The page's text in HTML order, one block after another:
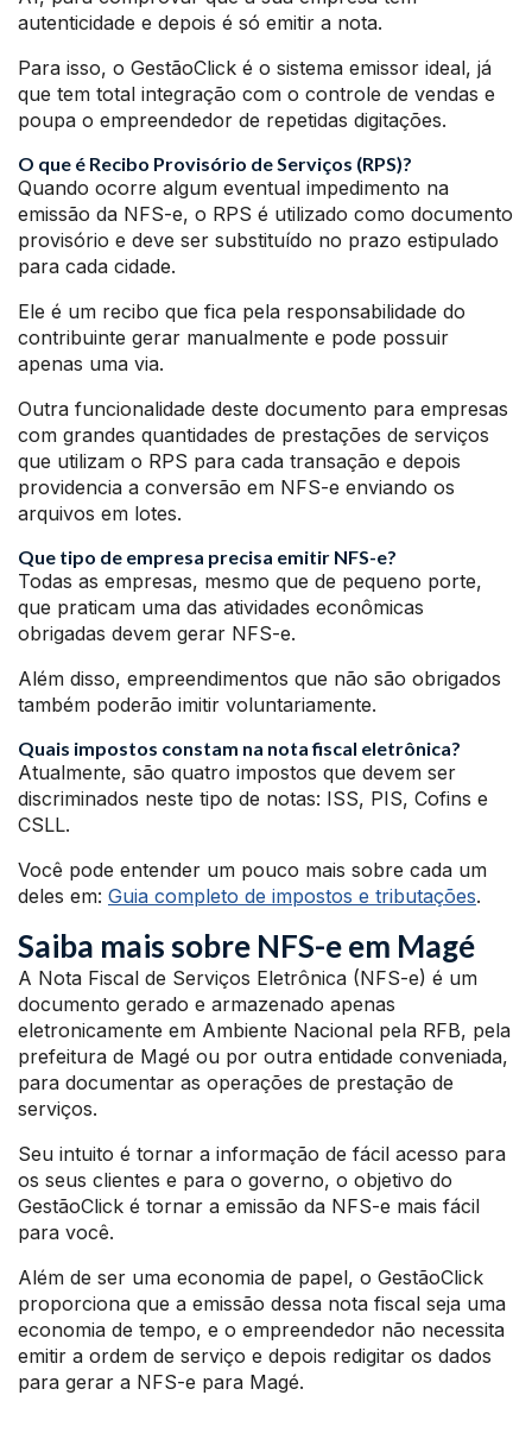
autenticidade e depois é só emitir a nota.
Para isso, o GestãoClick é o sistema emissor ideal, já
que tem total integração com o controle de vendas e
poupa o empreendedor de repetidas digitações.
O que é Recibo Provisório de Serviços (RPS)?
Quando ocorre algum eventual impedimento na
emissão da NFS-e, o RPS é utilizado como documento
provisório e deve ser substituído no prazo estipulado
para cada cidade.
Ele é um recibo que fica pela responsabilidade do
contribuinte gerar manualmente e pode possuir
apenas uma via.
Outra funcionalidade deste documento para empresas
com grandes quantidades de prestações de serviços
que utilizam o RPS para cada transação e depois
providencia a conversão em NFS-e enviando os
arquivos em lotes.
Que tipo de empresa precisa emitir NFS-e?
Todas as empresas, mesmo que de pequeno porte,
que praticam uma das atividades econômicas
obrigadas devem gerar NFS-e.
Além disso, empreendimentos que não são obrigados
também poderão imitir voluntariamente.
Quais impostos constam na nota fiscal eletrônica?
Atualmente, são quatro impostos que devem ser
discriminados neste tipo de notas: ISS, PIS, Cofins e
CSLL.
Você pode entender um pouco mais sobre cada um
deles em: Guia completo de impostos e tributações.
Saiba mais sobre NFS-e em Magé
A Nota Fiscal de Serviços Eletrônica (NFS-e) é um
documento gerado e armazenado apenas
eletronicamente em Ambiente Nacional pela RFB, pela
prefeitura de Magé ou por outra entidade conveniada,
para documentar as operações de prestação de
serviços.
Seu intuito é tornar a informação de fácil acesso para
os seus clientes e para o governo, o objetivo do
GestãoClick é tornar a emissão da NFS-e mais fácil
para você.
Além de ser uma economia de papel, o GestãoClick
proporciona que a emissão dessa nota fiscal seja uma
economia de tempo, e o empreendedor não necessita
emitir a ordem de serviço e depois redigitar os dados
para gerar a NFS-e para Magé.